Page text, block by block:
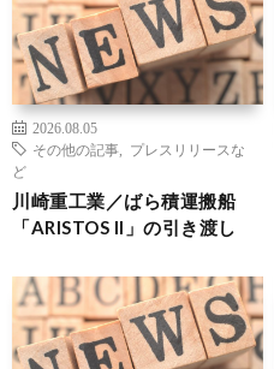
2026.08.05
その他の記事
プレスリリースな
ど
川崎重工業／ばら積運搬船
「ARISTOS II」の引き渡し